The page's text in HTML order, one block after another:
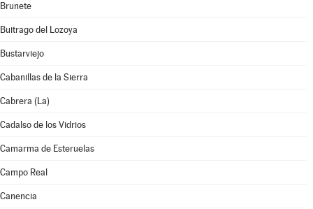
Brunete
Buitrago del Lozoya
Bustarviejo
Cabanillas de la Sierra
Cabrera (La)
Cadalso de los Vidrios
Camarma de Esteruelas
Campo Real
Canencia